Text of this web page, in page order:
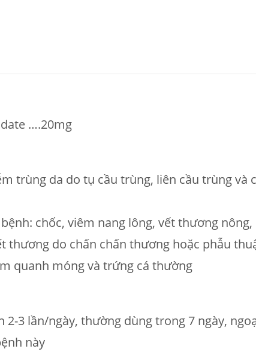
….20mg
trùng da do tụ cầu trùng, liên cầu trùng và
chốc, viêm nang lông, vết thương
thương do chấn chấn thương hoặc phẫu
quanh móng và trứng cá thường
3 lần/ngày, thường dùng trong 7 ngày,
này